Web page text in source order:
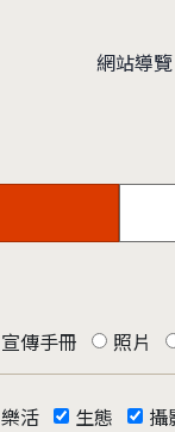
網站導覽
宣傳手冊 照片
樂活 生態 攝